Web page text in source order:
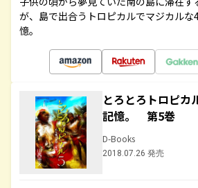
が、島で出合うトロピカルでマジカル
憶。
とろとろトロピ
記憶。 第5巻
D-Books
2018.07.26 発売